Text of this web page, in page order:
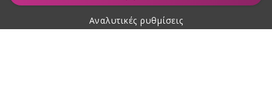
Αναλυτικές ρυθμίσεις